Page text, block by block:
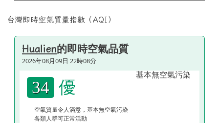
台灣即時空氣質量指數（AQI）
Hualien的即時空氣品質
2026年08月09日 22時08分
34 優
空氣質量令人滿意，基本無空氣污染
各類人群可正常活動